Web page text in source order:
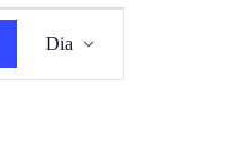
de
visualização
Dia